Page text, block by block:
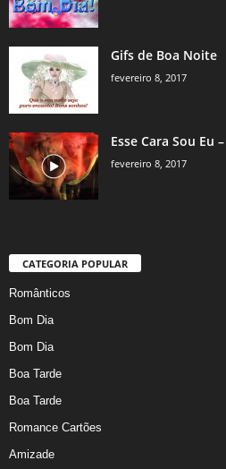
Gifs de Boa Noite
fevereiro 8, 2017
Esse Cara Sou Eu
fevereiro 8, 2017
CATEGORIA POPULAR
Românticos
Bom Dia
Bom Dia
Boa Tarde
Boa Tarde
Romance Cartões
Amizade